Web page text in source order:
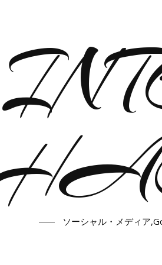
ソーシャル・メディア